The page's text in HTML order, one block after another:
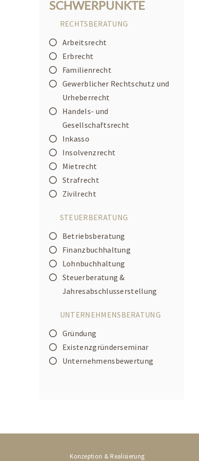
SCHWERPUNKTE
RECHTSBERATUNG
Arbeitsrecht
Erbrecht
Familienrecht
Gewerblicher Rechtschutz und
Urheberrecht
Handels- und
Gesellschaftsrecht
Inkasso
Insolvenzrecht
Mietrecht
Strafrecht
Zivilrecht
STEUERBERATUNG
Betriebsberatung
Finanzbuchhaltung
Lohnbuchhaltung
Steuerberatung &
Jahresabschlusserstellung
UNTERNEHMENSBERATUNG
Gründung
Existenzgründerseminar
Unternehmensbewertung
Konzeption & Realisierung